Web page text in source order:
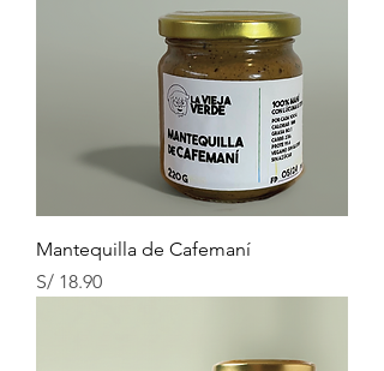
Mantequilla de Cafemaní
Precio
S/ 18.90